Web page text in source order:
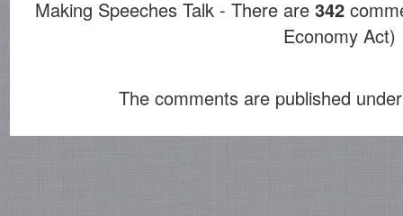
Making Speeches Talk - There are 342
Economy Act)
The comments are published